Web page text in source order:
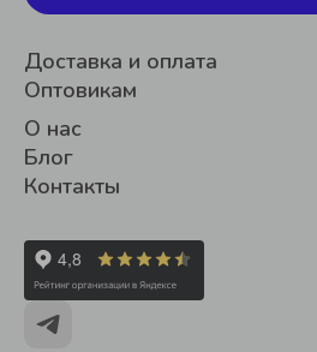
Доставка и оплата
Оптовикам
О нас
Блог
Контакты